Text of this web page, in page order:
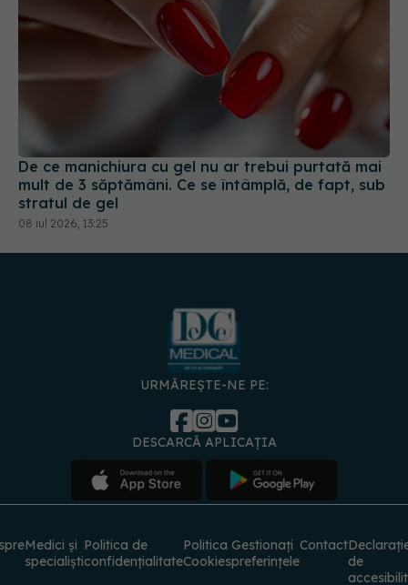
De ce manichiura cu gel nu ar trebui purtată mai
mult de 3 săptămâni. Ce se întâmplă, de fapt, sub
stratul de gel
08 iul 2026, 13:25
URMĂREȘTE-NE PE:
DESCARCĂ APLICAȚIA
Medici și
specialiști
Politica de
confidențialitate
Politica
Cookies
Gestionați
preferințele
Contact
de